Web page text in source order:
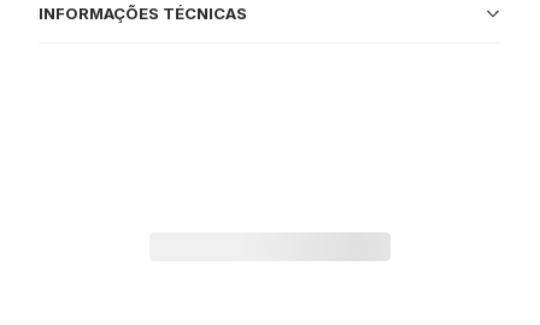
INFORMAÇÕES TÉCNICAS